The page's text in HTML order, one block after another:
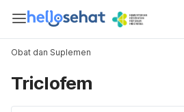
Obat dan Suplemen
Triclofem